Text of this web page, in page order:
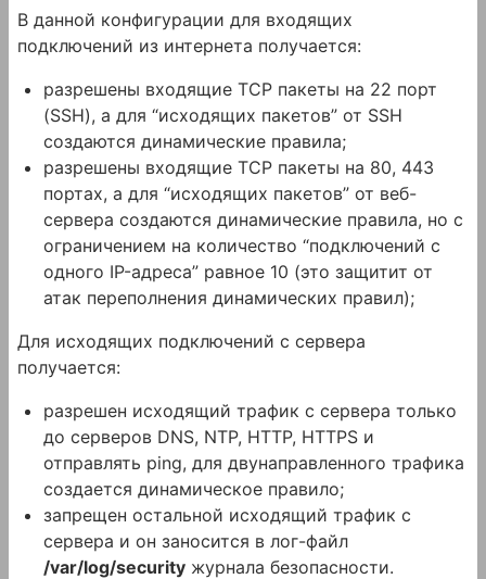
В данной конфигурации для входящих
подключений из интернета получается:
разрешены входящие TCP пакеты на 22 порт
(SSH), а для “исходящих пакетов” от SSH
создаются динамические правила;
разрешены входящие TCP пакеты на 80, 443
портах, а для “исходящих пакетов” от веб-
сервера создаются динамические правила, но с
ограничением на количество “подключений с
одного IP-адреса” равное 10 (это защитит от
атак переполнения динамических правил);
Для исходящих подключений с сервера
получается:
разрешен исходящий трафик с сервера только
до серверов DNS, NTP, HTTP, HTTPS и
отправлять ping, для двунаправленного трафика
создается динамическое правило;
запрещен остальной исходящий трафик с
сервера и он заносится в лог-файл
/var/log/security журнала безопасности.